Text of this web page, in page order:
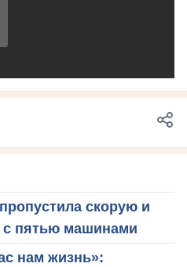
скорую и
пятью машинами
нам жизнь»: